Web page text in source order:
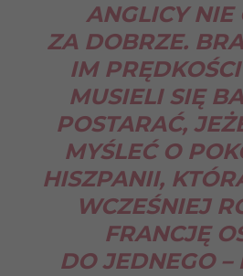
ANGLICY NIE
ZA DOBRZE.
IM
MUSIELI SIĘ
POSTARAĆ,
MYŚLEĆ O
HISZPANII,
WCZEŚNIEJ
FRANCJĘ
DO JEDNEGO –